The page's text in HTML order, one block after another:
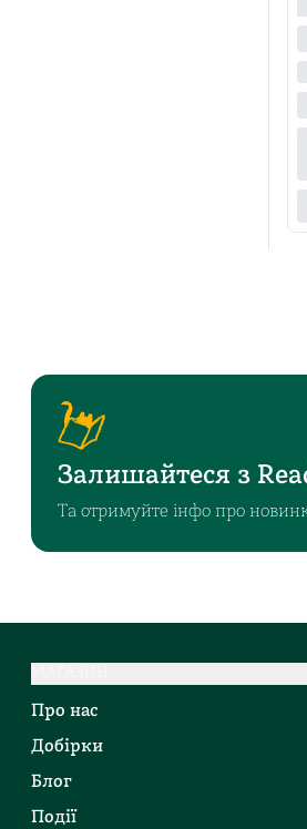
Залишайтеся з
Та отримуйте інфо про
Про нас
Добірки
Блог
Події